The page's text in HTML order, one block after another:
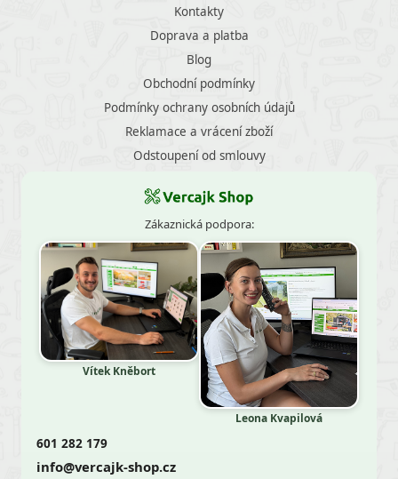
Kontakty
Doprava a platba
Blog
Obchodní podmínky
Podmínky ochrany osobních údajů
Reklamace a vrácení zboží
Odstoupení od smlouvy
Zákaznická podpora:
Vítek Kněbort
Leona Kvapilová
601 282 179
info@vercajk-shop.cz